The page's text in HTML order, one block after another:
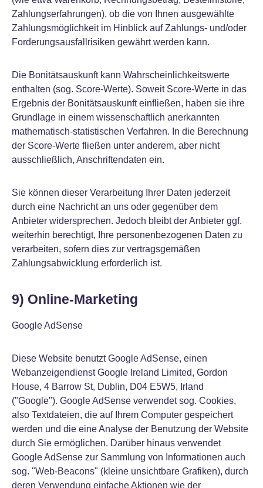
Zahlungserfahrungen), ob die von Ihnen ausgewählte
Zahlungsmöglichkeit im Hinblick auf Zahlungs- und/oder
Forderungsausfallrisiken gewährt werden kann.
Die Bonitätsauskunft kann Wahrscheinlichkeitswerte
enthalten (sog. Score-Werte). Soweit Score-Werte in das
Ergebnis der Bonitätsauskunft einfließen, haben sie ihre
Grundlage in einem wissenschaftlich anerkannten
mathematisch-statistischen Verfahren. In die Berechnung
der Score-Werte fließen unter anderem, aber nicht
ausschließlich, Anschriftendaten ein.
Sie können dieser Verarbeitung Ihrer Daten jederzeit
durch eine Nachricht an uns oder gegenüber dem
Anbieter widersprechen. Jedoch bleibt der Anbieter ggf.
weiterhin berechtigt, Ihre personenbezogenen Daten zu
verarbeiten, sofern dies zur vertragsgemäßen
Zahlungsabwicklung erforderlich ist.
9) Online-Marketing
Google AdSense
Diese Website benutzt Google AdSense, einen
Webanzeigendienst Google Ireland Limited, Gordon
House, 4 Barrow St, Dublin, D04 E5W5, Irland
("Google"). Google AdSense verwendet sog. Cookies,
also Textdateien, die auf Ihrem Computer gespeichert
werden und die eine Analyse der Benutzung der Website
durch Sie ermöglichen. Darüber hinaus verwendet
Google AdSense zur Sammlung von Informationen auch
sog. "Web-Beacons" (kleine unsichtbare Grafiken), durch
deren Verwendung einfache Aktionen wie der